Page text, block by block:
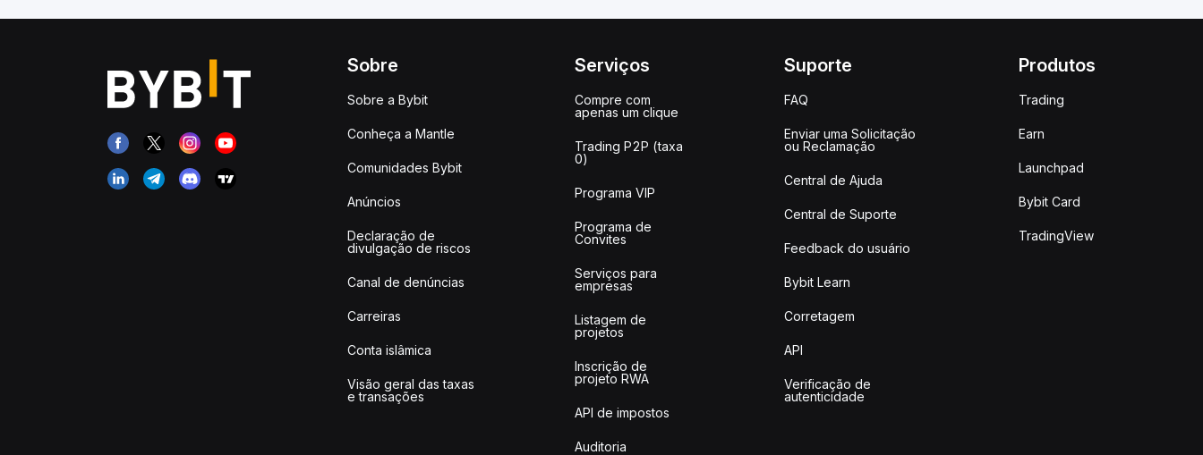
Sobre
Sobre a Bybit
Conheça a Mantle
Comunidades Bybit
Anúncios
Declaração de
divulgação de riscos
Canal de denúncias
Carreiras
Conta islâmica
Visão geral das taxas
e transações
Serviços
Compre com
apenas um clique
Trading P2P (taxa
0)
Programa VIP
Programa de
Convites
Serviços para
empresas
Listagem de
projetos
Inscrição de
projeto RWA
API de impostos
Auditoria
Suporte
FAQ
Enviar uma Solicitação
ou Reclamação
Central de Ajuda
Central de Suporte
Feedback do usuário
Bybit Learn
Corretagem
API
Verificação de
autenticidade
Produtos
Trading
Earn
Launchpad
Bybit Card
TradingView